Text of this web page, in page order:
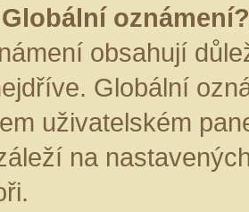
oznámení?
obsahují
Globální
uživatelském
na